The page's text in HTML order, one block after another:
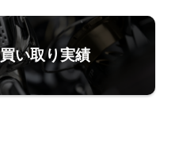
い取り実績